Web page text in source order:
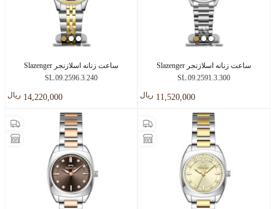
ساعت زنانه اسلازنجر Slazenger
SL.09.2591.3.300
11,520,000 ريال
ساعت زنانه اسلازنجر Slazenger
SL.09.2596.3.240
14,220,000 ريال